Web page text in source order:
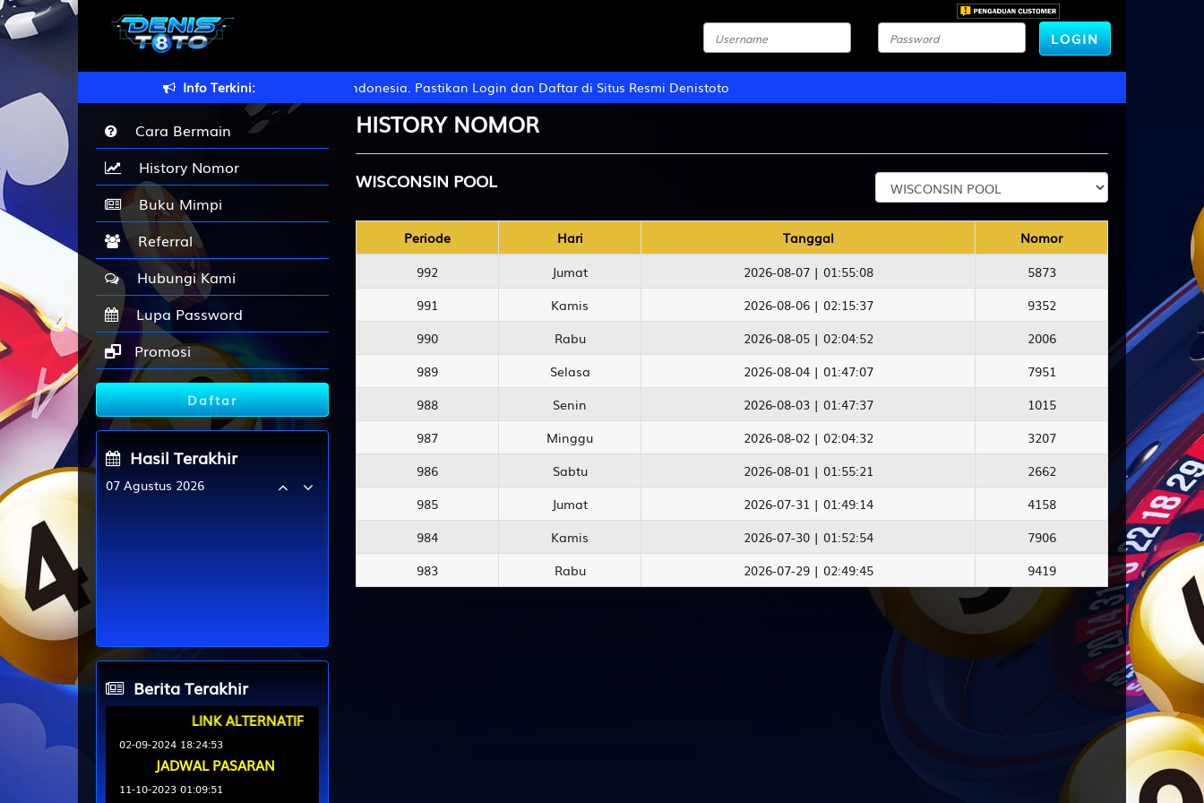
LOGIN
Info Terkini:
DENISTOTO Situs Gaming Hiburan Terbaik di Indonesia. Pastikan Login dan Daftar di Situs Resmi Denistoto
Cara Bermain
History Nomor
Buku Mimpi
Referral
Hubungi Kami
Lupa Password
Promosi
Daftar
Hasil Terakhir
07 Agustus 2026
Berita Terakhir
LINK ALTERNATIF
02-09-2024 18:24:53
JADWAL PASARAN
11-10-2023 01:09:51
HISTORY NOMOR
WISCONSIN POOL
Periode Hari Tanggal
Nomor
992
Jumat 2026-08-07 | 01:55:08
5873
991
Kamis 2026-08-06 | 02:15:37
9352
990
Rabu 2026-08-05 | 02:04:52
2006
989
Selasa 2026-08-04 | 01:47:07
7951
988
Senin 2026-08-03 | 01:47:37
1015
987
Minggu 2026-08-02 | 02:04:32
3207
986
Sabtu 2026-08-01 | 01:55:21
2662
985
Jumat 2026-07-31 | 01:49:14
4158
984
Kamis 2026-07-30 | 01:52:54
7906
983
Rabu 2026-07-29 | 02:49:45 9419